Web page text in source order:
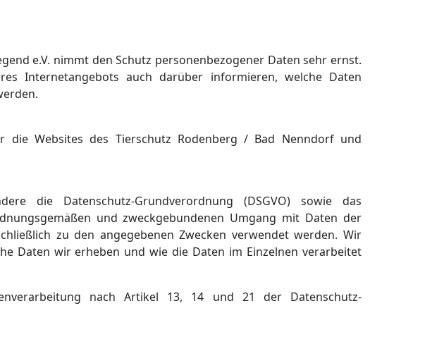
e.V. nimmt den Schutz personenbezogener Daten sehr ernst.
Internetangebots auch darüber informieren, welche Daten
die Websites des Tierschutz Rodenberg / Bad Nenndorf und
die Datenschutz-Grundverordnung (DSGVO) sowie das
und zweckgebundenen Umgang mit Daten der
zu den angegebenen Zwecken verwendet werden. Wir
Daten wir erheben und wie die Daten im Einzelnen verarbeitet
nach Artikel 13, 14 und 21 der Datenschutz-